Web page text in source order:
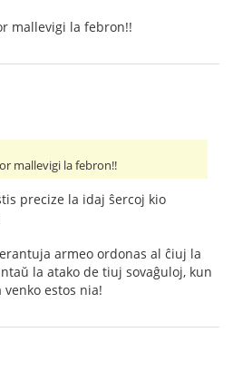
mallevigi la febron!!
mallevigi la febron!!
precize la idaj ŝercoj kio
armeo ordonas al ĉiuj la
la atako de tiuj sovaĝuloj, kun
venko estos nia!